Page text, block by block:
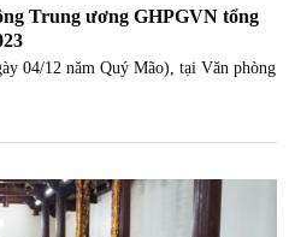
Trung ương GHPGVN tổng
04/12 năm Quý Mão), tại Văn phòng